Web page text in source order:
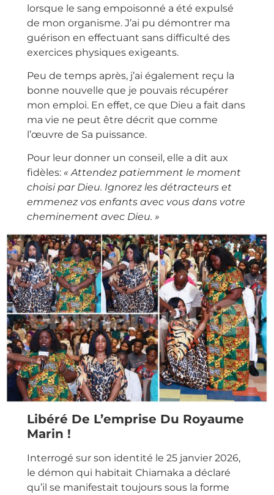
lorsque le sang empoisonné a été expulsé
de mon organisme. J’ai pu démontrer ma
guérison en effectuant sans difficulté des
exercices physiques exigeants.
Peu de temps après, j’ai également reçu la
bonne nouvelle que je pouvais récupérer
mon emploi. En effet, ce que Dieu a fait dans
ma vie ne peut être décrit que comme
l’œuvre de Sa puissance.
Pour leur donner un conseil, elle a dit aux
fidèles: « Attendez patiemment le moment
choisi par Dieu. Ignorez les détracteurs et
emmenez vos enfants avec vous dans votre
cheminement avec Dieu. »
Libéré De L’emprise Du Royaume
Marin !
Interrogé sur son identité le 25 janvier 2026,
le démon qui habitait Chiamaka a déclaré
qu’il se manifestait toujours sous la forme